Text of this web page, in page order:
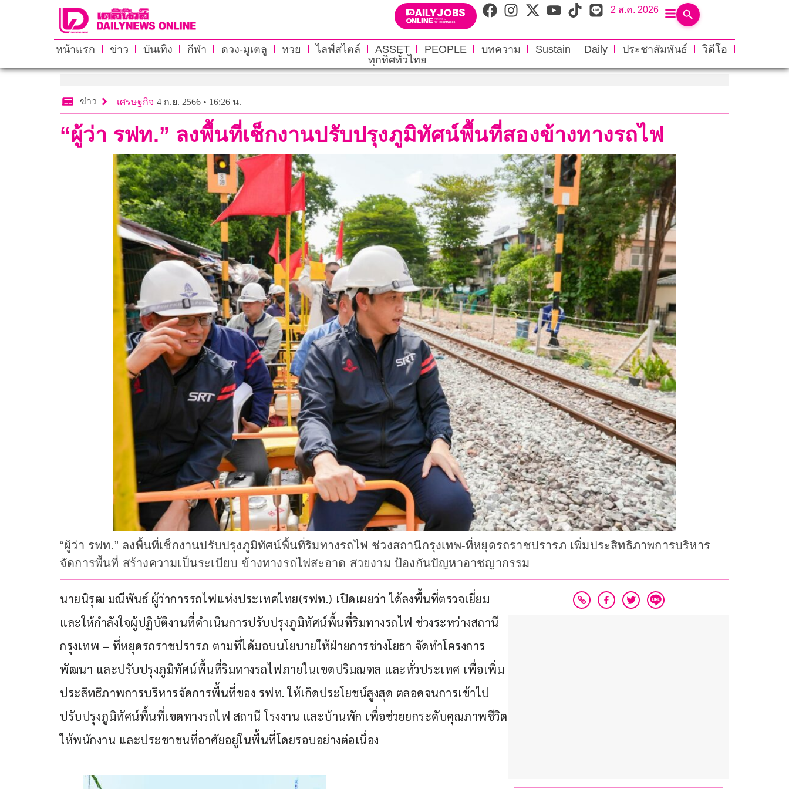
2 ส.ค. 2026
หน้าแรก ข่าว บันเทิง กีฬา ดวง-มูเตลู หวย ไลฟ์สไตล์ ASSET PEOPLE บทความ Sustain Daily ประชาสัมพันธ์
วิดีโอ
ทุกทิศทั่วไทย
ข่าว เศรษฐกิจ 4 ก.ย. 2566 • 16:26 น.
“ผู้ว่า รฟท.” ลงพื้นที่เช็กงานปรับปรุงภูมิทัศน์พื้นที่สองข้างทางรถไฟ
“ผู้ว่า รฟท.” ลงพื้นที่เช็กงานปรับปรุงภูมิทัศน์พื้นที่ริมทางรถไฟ ช่วงสถานีกรุงเทพ-ที่หยุดรถราชปรารภ เพิ่มประสิทธิภาพการบริหาร
จัดการพื้นที่ สร้างความเป็นระเบียบ ข้างทางรถไฟสะอาด สวยงาม ป้องกันปัญหาอาชญากรรม
นายนิรุฒ มณีพันธ์ ผู้ว่าการรถไฟแห่งประเทศไทย(รฟท.) เปิดเผยว่า ได้ลงพื้นที่ตรวจเยี่ยม
และให้กำลังใจผู้ปฏิบัติงานที่ดำเนินการปรับปรุงภูมิทัศน์พื้นที่ริมทางรถไฟ ช่วงระหว่างสถานี
กรุงเทพ – ที่หยุดรถราชปรารภ ตามที่ได้มอบนโยบายให้ฝ่ายการช่างโยธา จัดทำโครงการ
พัฒนา และปรับปรุงภูมิทัศน์พื้นที่ริมทางรถไฟภายในเขตปริมณฑล และทั่วประเทศ เพื่อเพิ่ม
ประสิทธิภาพการบริหารจัดการพื้นที่ของ รฟท. ให้เกิดประโยชน์สูงสุด ตลอดจนการเข้าไป
ปรับปรุงภูมิทัศน์พื้นที่เขตทางรถไฟ สถานี โรงงาน และบ้านพัก เพื่อช่วยยกระดับคุณภาพชีวิต
ให้พนักงาน และประชาชนที่อาศัยอยู่ในพื้นที่โดยรอบอย่างต่อเนื่อง